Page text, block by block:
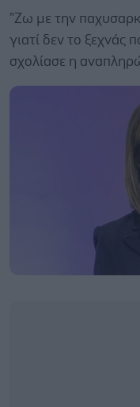
"Ζω με την
γιατί δεν το ξεχνάς
σχολίασε η